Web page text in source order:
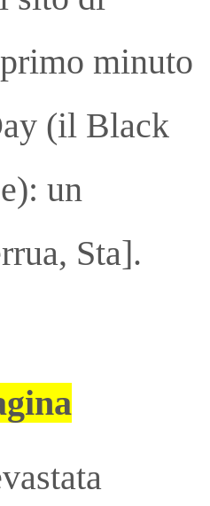
minuto
(il Black
un
Sta].